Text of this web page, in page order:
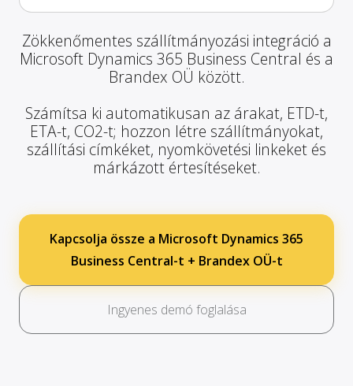
Zökkenőmentes szállítmányozási integráció a
Microsoft Dynamics 365 Business Central és a
Brandex OÜ között.
Számítsa ki automatikusan az árakat, ETD-t,
ETA-t, CO2-t; hozzon létre szállítmányokat,
szállítási címkéket, nyomkövetési linkeket és
márkázott értesítéseket.
Kapcsolja össze a Microsoft Dynamics 365
Business Central-t + Brandex OÜ-t
Ingyenes demó foglalása